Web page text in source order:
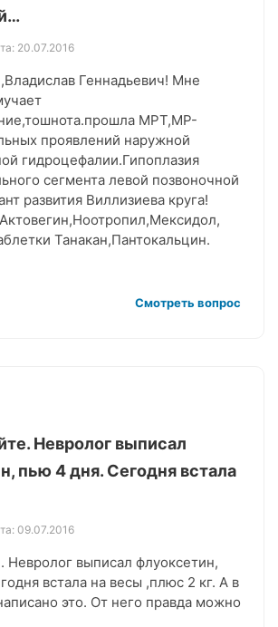
20.07.2016
Геннадьевич! Мне
МРТ,МР-
проявлений наружной
гидроцефалии.Гипоплазия
сегмента левой позвоночной
развития Виллизиева круга!
Танакан,Пантокальцин.
Смотреть вопрос
Невролог выписал
пью 4 дня. Сегодня встала
09.07.2016
Невролог выписал флуоксетин,
встала на весы ,плюс 2 кг. А в
это. От него правда можно